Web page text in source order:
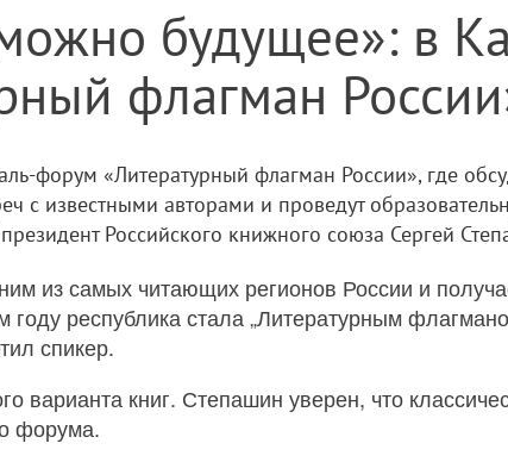
будущее»: в
флагман
форум «Литературный флагман России», где
с известными авторами и проведут
Российского книжного союза Сергей
из самых читающих регионов России и
республика стала „Литературным
спикер.
варианта книг. Степашин уверен, что
форума.